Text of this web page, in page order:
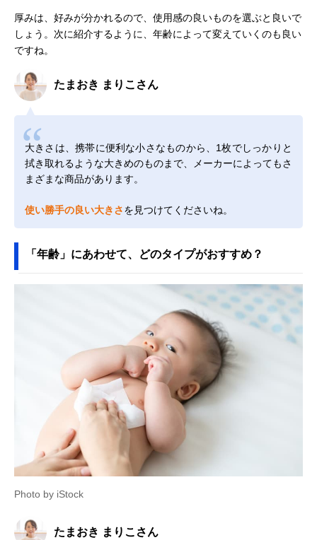
厚みは、好みが分かれるので、使用感の良いものを選ぶと良いで
しょう。次に紹介するように、年齢によって変えていくのも良い
ですね。
たまおき まりこさん
大きさは、携帯に便利な小さなものから、1枚でしっかりと
拭き取れるような大きめのものまで、メーカーによってもさ
まざまな商品があります。
使い勝手の良い大きさを見つけてくださいね。
「年齢」にあわせて、どのタイプがおすすめ？
Photo by iStock
たまおき まりこさん